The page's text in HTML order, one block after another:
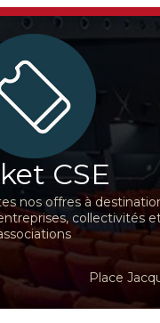
CSE
nos offres à
collectivités
Place